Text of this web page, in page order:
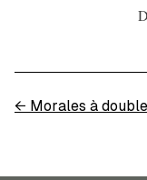
← Morales à